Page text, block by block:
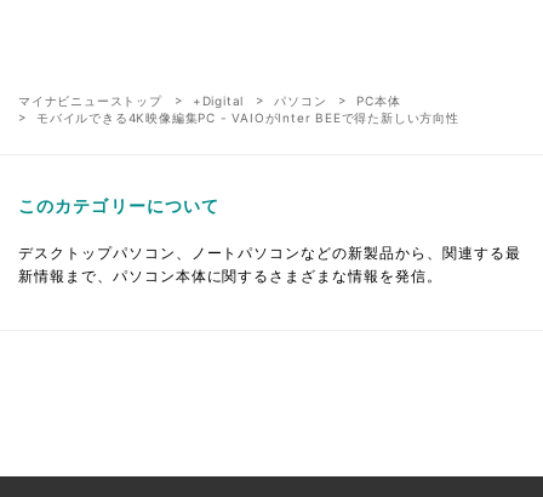
マイナビニューストップ +Digital パソコン
PC本体
モバイルできる4K映像編集PC - VAIOがInter BEEで得た新しい方向性
このカテゴリーについて
デスクトップパソコン、ノートパソコンなどの新製品から、関連する最
新情報まで、パソコン本体に関するさまざまな情報を発信。